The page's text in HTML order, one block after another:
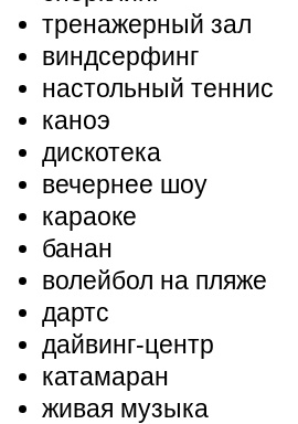
тренажерный зал
виндсерфинг
настольный теннис
каноэ
дискотека
вечернее шоу
караоке
банан
волейбол на пляже
дартс
дайвинг-центр
катамаран
живая музыка